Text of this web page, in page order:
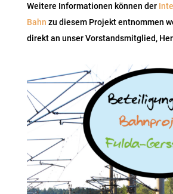
Weitere Informationen können der
Bahn zu diesem Projekt entnommen
direkt an unser Vorstandsmitglied,